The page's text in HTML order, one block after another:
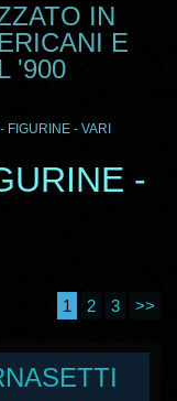
IN
E
'900
FIGURINE - VARI
-
1 2 3 >>